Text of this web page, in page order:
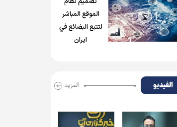
الموقع المباشر
لتتبع البضائع في
ايران
الفیدیو المزید